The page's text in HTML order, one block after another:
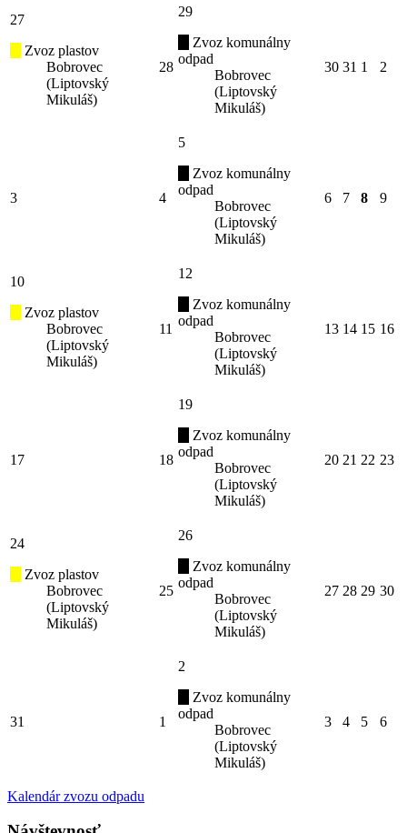
27
Zvoz plastov
Bobrovec
(Liptovský
Mikuláš)
28
29
Zvoz komunálny
odpad
Bobrovec
(Liptovský
Mikuláš)
30 31 1 2
3 4
5
Zvoz komunálny
odpad
Bobrovec
(Liptovský
Mikuláš)
6 7 8 9
10
Zvoz plastov
Bobrovec
(Liptovský
Mikuláš)
11
12
Zvoz komunálny
odpad
Bobrovec
(Liptovský
Mikuláš)
13 14 15 16
17 18
19
Zvoz komunálny
odpad
Bobrovec
(Liptovský
Mikuláš)
20 21 22 23
24
Zvoz plastov
Bobrovec
(Liptovský
Mikuláš)
25
26
Zvoz komunálny
odpad
Bobrovec
(Liptovský
Mikuláš)
27 28 29 30
31 1
2
Zvoz komunálny
odpad
Bobrovec
(Liptovský
Mikuláš)
3 4 5 6
Kalendár zvozu odpadu